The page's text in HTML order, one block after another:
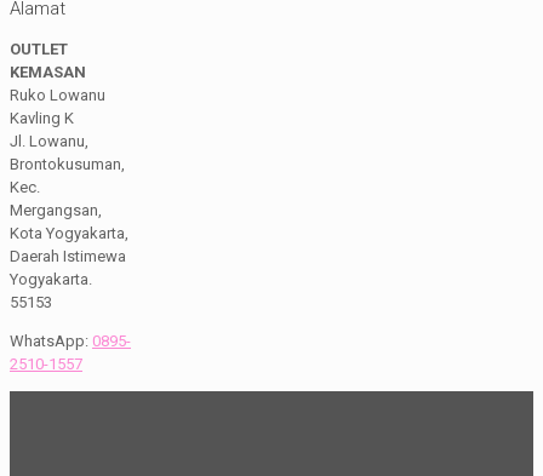
Alamat
OUTLET
KEMASAN
Ruko Lowanu
Kavling K
Jl. Lowanu,
Brontokusuman,
Kec.
Mergangsan,
Kota Yogyakarta,
Daerah Istimewa
Yogyakarta.
55153
WhatsApp: 0895-
2510-1557